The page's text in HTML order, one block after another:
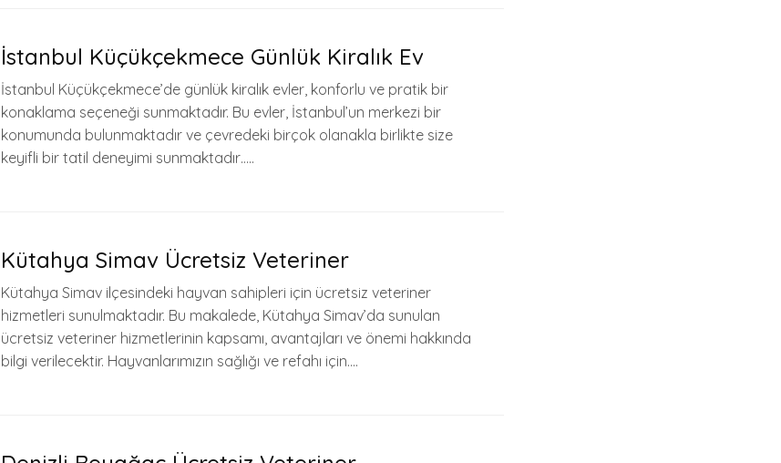
İstanbul Küçükçekmece Günlük Kiralık Ev
İstanbul Küçükçekmece’de günlük kiralık evler, konforlu ve pratik bir
konaklama seçeneği sunmaktadır. Bu evler, İstanbul’un merkezi bir
konumunda bulunmaktadır ve çevredeki birçok olanakla birlikte size
keyifli bir tatil deneyimi sunmaktadır…..
Kütahya Simav Ücretsiz Veteriner
Kütahya Simav ilçesindeki hayvan sahipleri için ücretsiz veteriner
hizmetleri sunulmaktadır. Bu makalede, Kütahya Simav’da sunulan
ücretsiz veteriner hizmetlerinin kapsamı, avantajları ve önemi hakkında
bilgi verilecektir. Hayvanlarımızın sağlığı ve refahı için….